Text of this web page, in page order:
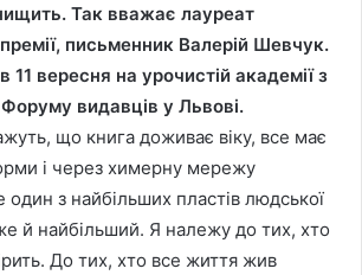
Так вважає лауреат
письменник Валерій Шевчук.
11 вересня на урочистій академії з
видавців у Львові.
що книга доживає віку, все має
і через химерну мережу
один з найбільших пластів людської
й найбільший. Я належу до тих, хто
До тих, хто все життя жив